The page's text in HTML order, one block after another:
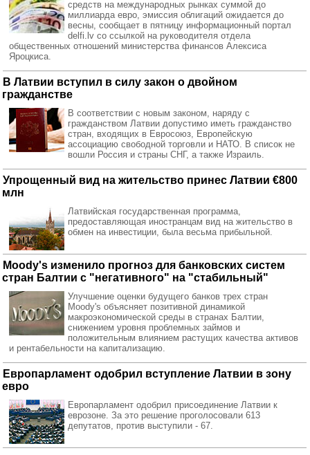
средств на международных рынках суммой до
миллиарда евро, эмиссия облигаций ожидается до
весны, сообщает в пятницу информационный портал
delfi.lv со ссылкой на руководителя отдела
общественных отношений министерства финансов Алексиса
Яроцкиса.
В Латвии вступил в силу закон о двойном
гражданстве
В соответствии с новым законом, наряду с
гражданством Латвии допустимо иметь гражданство
стран, входящих в Евросоюз, Европейскую
ассоциацию свободной торговли и НАТО. В список не
вошли Россия и страны СНГ, а также Израиль.
Упрощенный вид на жительство принес Латвии €800
млн
Латвийская государственная программа,
предоставляющая иностранцам вид на жительство в
обмен на инвестиции, была весьма прибыльной.
Moody's изменило прогноз для банковских систем
стран Балтии с "негативного" на "стабильный"
Улучшение оценки будущего банков трех стран
Moody's объясняет позитивной динамикой
макроэкономической среды в странах Балтии,
снижением уровня проблемных займов и
положительным влиянием растущих качества активов
и рентабельности на капитализацию.
Европарламент одобрил вступление Латвии в зону
евро
Европарламент одобрил присоединение Латвии к
еврозоне. За это решение проголосовали 613
депутатов, против выступили - 67.